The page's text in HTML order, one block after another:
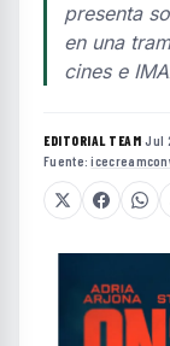
presenta
en una
cines e
EDITORIAL TEAM·Jul
Fuente: